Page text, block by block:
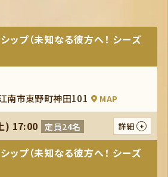
ップ（未知なる彼方へ！ シーズ
南市東野町神田101 MAP
) 17:00 定員24名 詳細
ップ（未知なる彼方へ！ シーズ